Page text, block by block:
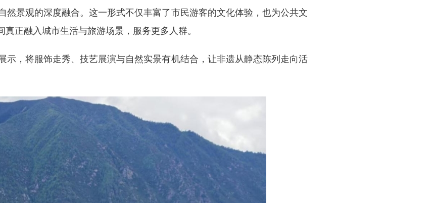
景观的深度融合。这一形式不仅丰富了市民游客的文化体验，也为公共文
正融入城市生活与旅游场景，服务更多人群。
，将服饰走秀、技艺展演与自然实景有机结合，让非遗从静态陈列走向活